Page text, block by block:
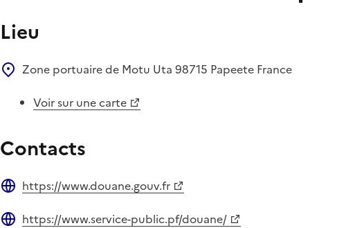
Lieu
Zone portuaire de Motu Uta 98715 Papeete France
Voir sur une carte
Contacts
https://www.douane.gouv.fr
https://www.service-public.pf/douane/